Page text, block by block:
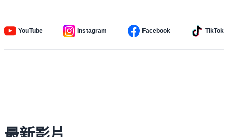
YouTube Instagram Facebook TikTok